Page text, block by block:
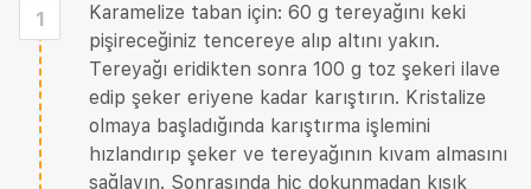
1
Karamelize taban için: 60 g tereyağını keki
pişireceğiniz tencereye alıp altını yakın.
Tereyağı eridikten sonra 100 g toz şekeri ilave
edip şeker eriyene kadar karıştırın. Kristalize
olmaya başladığında karıştırma işlemini
hızlandırıp şeker ve tereyağının kıvam almasını
sağlayın. Sonrasında hiç dokunmadan kısık